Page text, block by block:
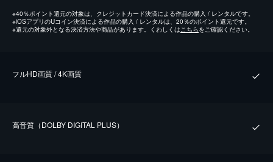
※40％ポイント還元の対象は、クレジットカード決済による作品の購入 / レンタルです。
※iOSアプリのUコイン決済による作品の購入 / レンタルは、20％のポイント還元です。
※還元の対象外となる決済方法や商品があります。くわしくはこちらをご確認ください。
フルHD画質 / 4K画質
⾼⾳質（DOLBY DIGITAL PLUS）